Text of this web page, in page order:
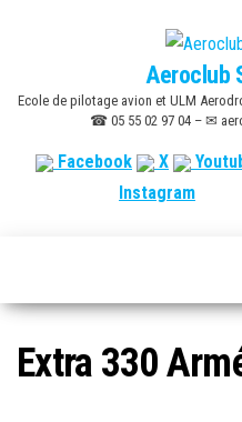
content
Aeroclub
Ecole de pilotage avion et ULM
☎ 05 55 02 97 04 – ✉
Facebook X
Instagram
Extra 330